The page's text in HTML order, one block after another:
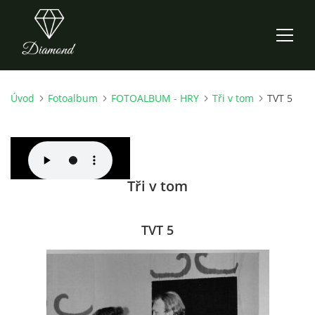
ÚVOD
AKTUALITY
Úvod Fotoalbum FOTOALBUM - HRY Tři v tom TVT 5
Tři v tom
TVT 5